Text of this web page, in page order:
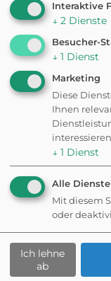
Ohne Leine
Geeignet bei
Interaktive
↓ 2 Dienste
Besucher-
↓ 1 Dienst
Marketing
Diese
Ihnen
↓ 1 Dienst
Alle
Mit diesem
oder
Ich lehne
ab